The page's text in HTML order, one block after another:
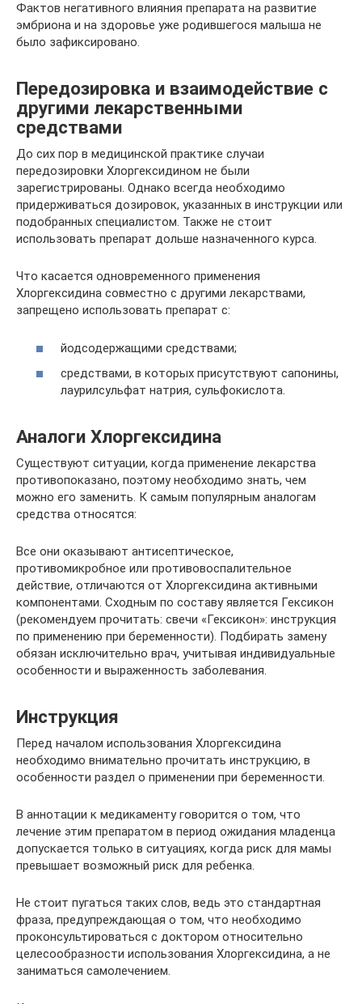
Фактов негативного влияния препарата на развитие
эмбриона и на здоровье уже родившегося малыша не
было зафиксировано.
Передозировка и взаимодействие с
другими лекарственными
средствами
До сих пор в медицинской практике случаи
передозировки Хлоргексидином не были
зарегистрированы. Однако всегда необходимо
придерживаться дозировок, указанных в инструкции или
подобранных специалистом. Также не стоит
использовать препарат дольше назначенного курса.
Что касается одновременного применения
Хлоргексидина совместно с другими лекарствами,
запрещено использовать препарат с:
йодсодержащими средствами;
средствами, в которых присутствуют сапонины,
лаурилсульфат натрия, сульфокислота.
Аналоги Хлоргексидина
Существуют ситуации, когда применение лекарства
противопоказано, поэтому необходимо знать, чем
можно его заменить. К самым популярным аналогам
средства относятся:
Все они оказывают антисептическое,
противомикробное или противовоспалительное
действие, отличаются от Хлоргексидина активными
компонентами. Сходным по составу является Гексикон
(рекомендуем прочитать: свечи «Гексикон»: инструкция
по применению при беременности). Подбирать замену
обязан исключительно врач, учитывая индивидуальные
особенности и выраженность заболевания.
Инструкция
Перед началом использования Хлоргексидина
необходимо внимательно прочитать инструкцию, в
особенности раздел о применении при беременности.
В аннотации к медикаменту говорится о том, что
лечение этим препаратом в период ожидания младенца
допускается только в ситуациях, когда риск для мамы
превышает возможный риск для ребенка.
Не стоит пугаться таких слов, ведь это стандартная
фраза, предупреждающая о том, что необходимо
проконсультироваться с доктором относительно
целесообразности использования Хлоргексидина, а не
заниматься самолечением.